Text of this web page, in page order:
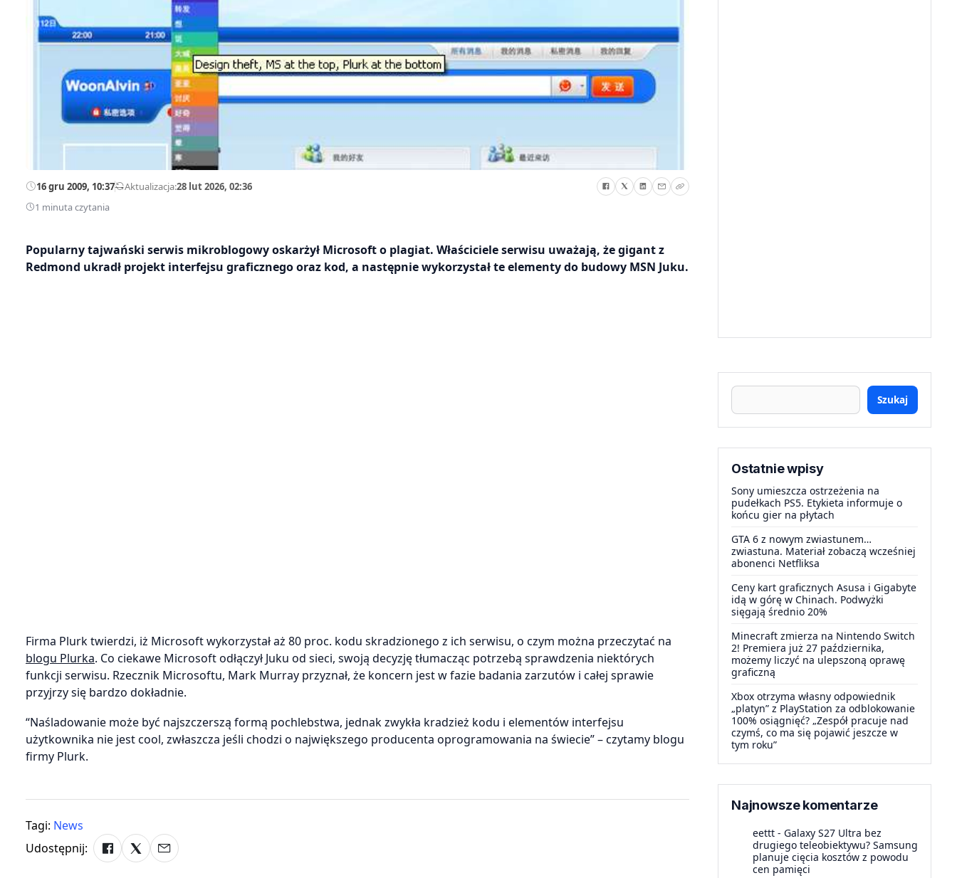
16 gru 2009, 10:37—Aktualizacja:28 lut 2026, 02:36
1 minuta czytania
Popularny tajwański serwis mikroblogowy oskarżył Microsoft o plagiat. Właściciele serwisu uważają, że gigant z
Redmond ukradł projekt interfejsu graficznego oraz kod, a następnie wykorzystał te elementy do budowy MSN Juku.
Firma Plurk twierdzi, iż Microsoft wykorzystał aż 80 proc. kodu skradzionego z ich serwisu, o czym można przeczytać na
blogu Plurka. Co ciekawe Microsoft odłączył Juku od sieci, swoją decyzję tłumacząc potrzebą sprawdzenia niektórych
funkcji serwisu. Rzecznik Microsoftu, Mark Murray przyznał, że koncern jest w fazie badania zarzutów i całej sprawie
przyjrzy się bardzo dokładnie.
“Naśladowanie może być najszczerszą formą pochlebstwa, jednak zwykła kradzież kodu i elementów interfejsu
użytkownika nie jest cool, zwłaszcza jeśli chodzi o największego producenta oprogramowania na świecie” – czytamy blogu
firmy Plurk.
Tagi: News
Udostępnij:
Szukaj
Ostatnie wpisy
Sony umieszcza ostrzeżenia na
pudełkach PS5. Etykieta informuje o
końcu gier na płytach
GTA 6 z nowym zwiastunem…
zwiastuna. Materiał zobaczą wcześniej
abonenci Netfliksa
Ceny kart graficznych Asusa i Gigabyte
idą w górę w Chinach. Podwyżki
sięgają średnio 20%
Minecraft zmierza na Nintendo Switch
2! Premiera już 27 października,
możemy liczyć na ulepszoną oprawę
graficzną
Xbox otrzyma własny odpowiednik
„platyn” z PlayStation za odblokowanie
100% osiągnięć? „Zespół pracuje nad
czymś, co ma się pojawić jeszcze w
tym roku”
Najnowsze komentarze
eettt - Galaxy S27 Ultra bez
drugiego teleobiektywu? Samsung
planuje cięcia kosztów z powodu
cen pamięci